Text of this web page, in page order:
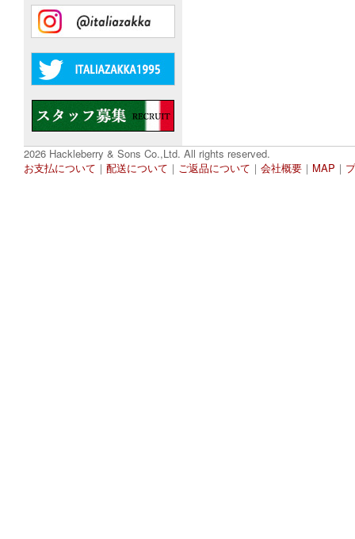
2026 Hackleberry & Sons Co.,Ltd. All rights reserved.
お支払について ｜ 配送について ｜ ご返品について ｜ 会社概要 ｜ MAP ｜